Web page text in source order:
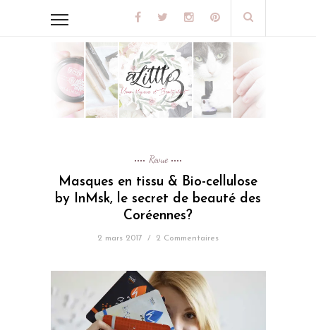
Revue
Masques en tissu & Bio-cellulose
by InMsk, le secret de beauté des
Coréennes?
2 mars 2017 / 2 Commentaires